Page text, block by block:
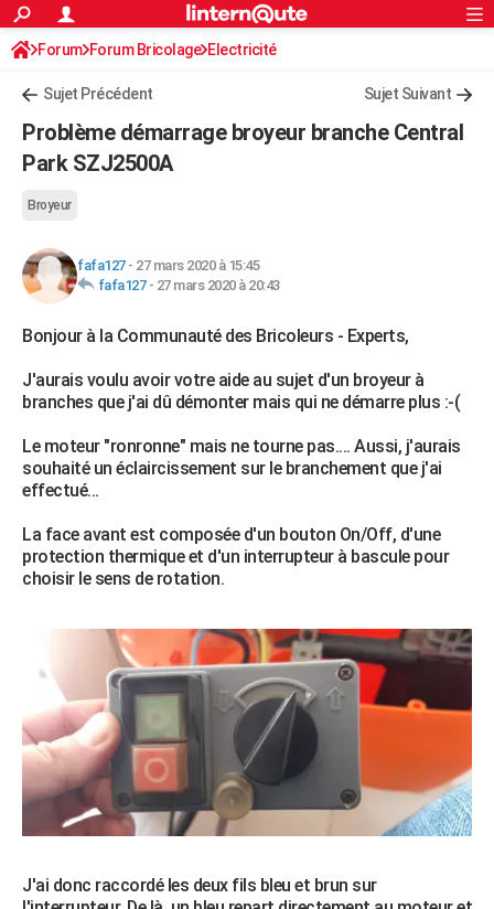
ACTUALITÉS
Politique
Société
Faits Divers
Education
Monde
Villes
+
Programme TV
TNTStreaming
Cinéma
Sorties cinéma
Musique
+FINANCE
Retraite
Impôts
Epargne
Immobilier
Risques naturels par ville
Banque
Assurance
Crédit
AUTO
Essais
Réserver un essai
Citadines
Berlines
SUV
Forum auto
HIGH-TECH
Mobiles
Meilleur smartphone
Internet
Ordinateurs
Jeux vidéo
Guide high-tech
+BRICOLAGE
Forum
Aménagement intérieur
Extérieur
Cuisine
Salle de bains
Jardinage
Rangement
WEEK-END
Guides de France
Escapades
Patrimoine
Expositions
Musées
Week-end nature
+LIFESTYLE
Alimentation
Guide de la santé
Maladies
Médicaments
Sommeil
VOYAGE
GUIDES D'ACHAT
CARTE DE VOEUX
Carte de Noël
Carte Bonne année
Carte Saint-Valentin
Carte Pâques
Carte d'anniversaire
DICTIONNAIRE
Dictionnaire
Biographies
Citations
Expressions
Proverbes
PROGRAMME TV
COPAINS D'AVANT
S'inscrire
Se connecter
Lycées
Collèges
Primaires
Universités
Entreprises
Service militaire
Avis de recherche
AVIS DE DÉCÈS
FORUM
S'inscrire
Connexion
Forum Forum Bricolage Electricité
Sujet Précédent Sujet Suivant
Problème démarrage broyeur branche Central
Park SZJ2500A
Broyeur
fafa127- 27 mars 2020 à 15:45
fafa127- 27 mars 2020 à 20:43
Bonjour à la Communauté des Bricoleurs - Experts,
J'aurais voulu avoir votre aide au sujet d'un broyeur à
branches que j'ai dû démonter mais qui ne démarre plus :-(
Le moteur "ronronne" mais ne tourne pas.... Aussi, j'aurais
souhaité un éclaircissement sur le branchement que j'ai
effectué...
La face avant est composée d'un bouton On/Off, d'une
protection thermique et d'un interrupteur à bascule pour
choisir le sens de rotation.
J'ai donc raccordé les deux fils bleu et brun sur